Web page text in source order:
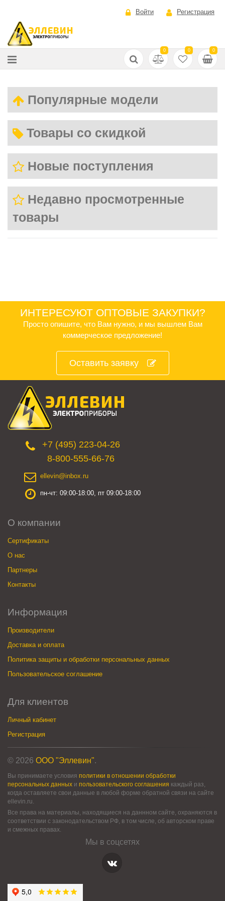
Войти Регистрация
0 0 0
Популярные модели
Товары со скидкой
Новые поступления
Недавно просмотренные
товары
ИНТЕРЕСУЮТ ОПТОВЫЕ ЗАКУПКИ?
Просто опишите, что Вам нужно, и мы вышлем Вам
коммерческое предложение!
Оставить заявку
+7 (495) 223-04-26
8-800-555-66-76
ellevin@inbox.ru
пн-чт: 09:00-18:00, пт 09:00-18:00
О компании
Сертификаты
О нас
Партнеры
Контакты
Информация
Производители
Доставка и оплата
Политика защиты и обработки персональных данных
Пользовательское соглашение
Для клиентов
Личный кабинет
Регистрация
© 2026 ООО "Эллевин".
Вы принимаете условия политики в отношении обработки
персональных данных и пользовательского соглашения каждый раз,
когда оставляете свои данные в любой форме обратной связи на сайте
ellevin.ru.
Все права на материалы, находящиеся на даннном сайте, охраняются в
соответствии с законодательством РФ, в том числе, об авторском праве
и смежных правах.
Мы в соцсетях